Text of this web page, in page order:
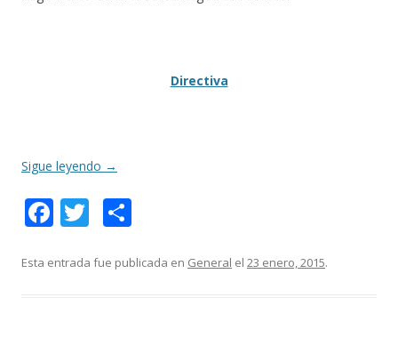
Directiva
Sigue leyendo →
F
e
T
itt m
Esta entrada fue publicada en General el 23 enero, 2015.